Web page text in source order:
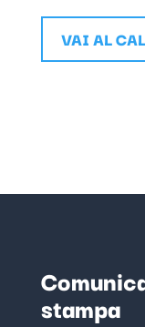
VAI AL
stampa